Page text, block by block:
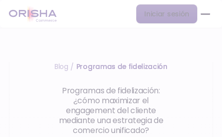
Iniciar sesión
Blog / Programas de fidelización
Programas de fidelización:
¿cómo maximizar el
engagement del cliente
mediante una estrategia de
comercio unificado?